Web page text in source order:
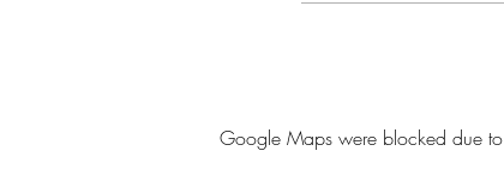
Google Maps were blocked due